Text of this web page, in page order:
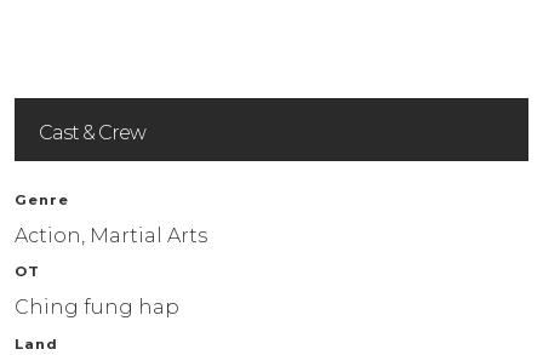
Cast & Crew
Genre
Action, Martial Arts
OT
Ching fung hap
Land